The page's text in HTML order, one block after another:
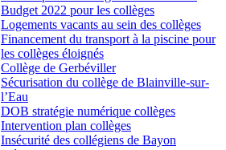
Budget 2022 pour les collèges
Logements vacants au sein des collèges
Financement du transport à la piscine pour
les collèges éloignés
Collège de Gerbéviller
Sécurisation du collège de Blainville-sur-
l’Eau
DOB stratégie numérique collèges
Intervention plan collèges
Insécurité des collégiens de Bayon